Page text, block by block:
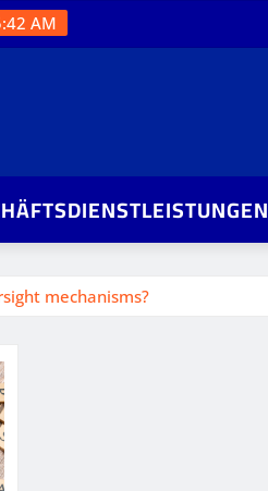
AM
mechanisms?